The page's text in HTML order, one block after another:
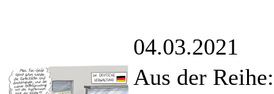
04.03.2021
Aus der